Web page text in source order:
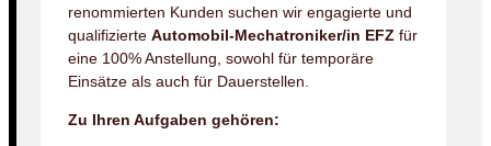
renommierten Kunden suchen wir engagierte und
qualifizierte Automobil-Mechatroniker/in EFZ für
eine 100% Anstellung, sowohl für temporäre
Einsätze als auch für Dauerstellen.
Zu Ihren Aufgaben gehören: